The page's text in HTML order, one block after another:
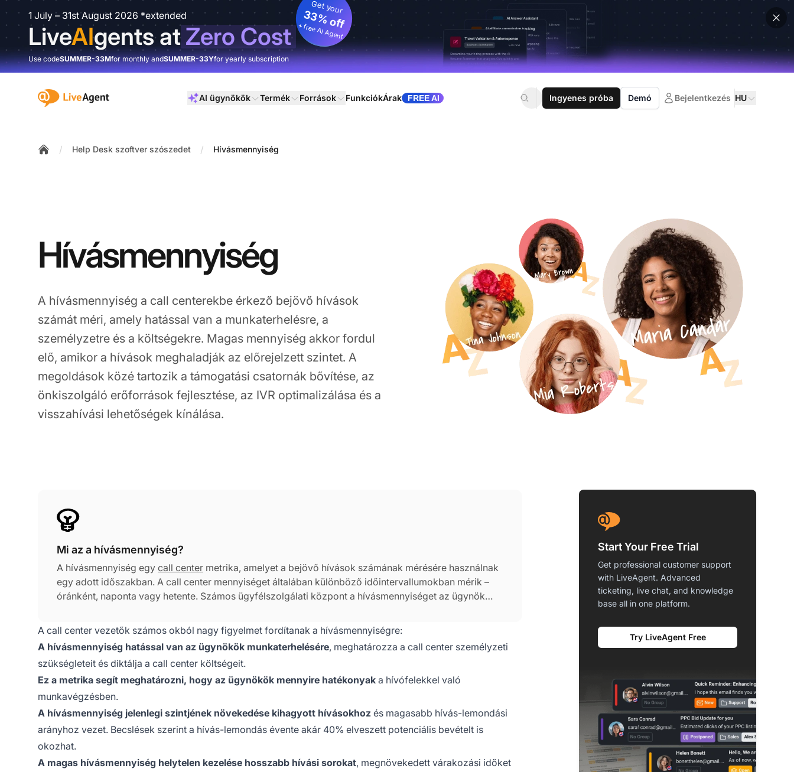
1 July – 31st August 2026 *extended
LiveAIgents atZero Cost
Get your
33% off
+ free AI Agent
Use codeSUMMER-33Mfor monthly andSUMMER-33Yfor yearly subscription
:site.title AI ügynökök Termék Források FunkciókÁrak FREE AI Ingyenes próba Demó Bejelentkezés HU
/ Help Desk szoftver szószedet / Hívásmennyiség
Hívásmennyiség
A hívásmennyiség a call centerekbe érkező bejövő hívások
számát méri, amely hatással van a munkaterhelésre, a
személyzetre és a költségekre. Magas mennyiség akkor fordul
elő, amikor a hívások meghaladják az előrejelzett szintet. A
megoldások közé tartozik a támogatási csatornák bővítése, az
önkiszolgáló erőforrások fejlesztése, az IVR optimalizálása és a
visszahívási lehetőségek kínálása.
Mi az a hívásmennyiség?
A hívásmennyiség egy call center metrika, amelyet a bejövő hívások számának mérésére használnak
egy adott időszakban. A call center mennyiséget általában különböző időintervallumokban mérik –
óránként, naponta vagy hetente. Számos ügyfélszolgálati központ a hívásmennyiséget az ügynök
számára (pl. IVR) osztályozza.
A call center vezetők számos okból nagy figyelmet fordítanak a hívásmennyiségre:
A hívásmennyiség hatással van az ügynökök munkaterhelésére, meghatározza a call center személyzeti
szükségleteit és diktálja a call center költségeit.
Ez a metrika segít meghatározni, hogy az ügynökök mennyire hatékonyak a hívófelekkel való
munkavégzésben.
A hívásmennyiség jelenlegi szintjének növekedése kihagyott hívásokhoz és magasabb hívás-lemondási
arányhoz vezet. Becslések szerint a hívás-lemondás évente akár 40% elveszett potenciális bevételt is
okozhat.
A magas hívásmennyiség helytelen kezelése hosszabb hívási sorokat, megnövekedett várakozási időket
Start Your Free Trial
Get professional customer support
with LiveAgent. Advanced
ticketing, live chat, and knowledge
base all in one platform.
Try LiveAgent Free